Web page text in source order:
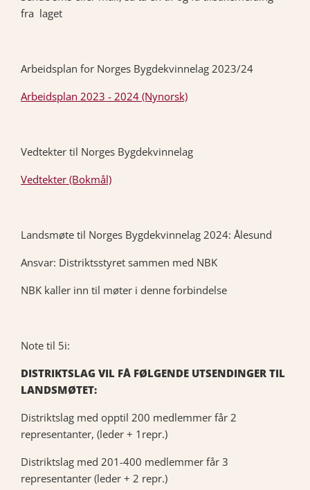
fra laget
Arbeidsplan for Norges Bygdekvinnelag 2023/24
Arbeidsplan 2023 - 2024 (Nynorsk)
Vedtekter til Norges Bygdekvinnelag
Vedtekter (Bokmål)
Landsmøte til Norges Bygdekvinnelag 2024: Ålesund
Ansvar: Distriktsstyret sammen med NBK
NBK kaller inn til møter i denne forbindelse
Note til 5i:
DISTRIKTSLAG VIL FÅ FØLGENDE UTSENDINGER TIL
LANDSMØTET:
Distriktslag med opptil 200 medlemmer får 2
representanter, (leder + 1repr.)
Distriktslag med 201-400 medlemmer får 3
representanter (leder + 2 repr.)